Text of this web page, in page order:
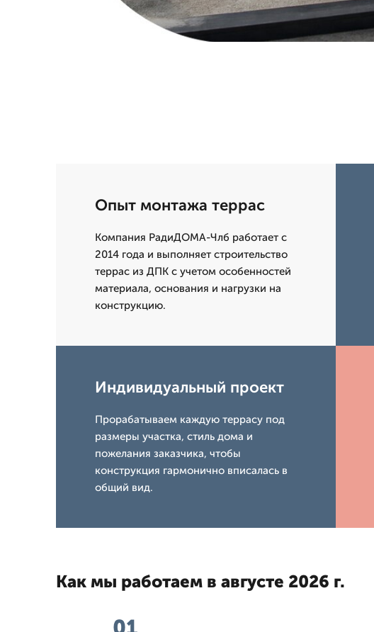
Опыт монтажа террас
Компания РадиДОМА-Члб работает с
2014 года и выполняет строительство
террас из ДПК с учетом особенностей
материала, основания и нагрузки на
конструкцию.
Индивидуальный проект
Прорабатываем каждую террасу под
размеры участка, стиль дома и
пожелания заказчика, чтобы
конструкция гармонично вписалась в
общий вид.
Как мы работаем в августе 2026 г.